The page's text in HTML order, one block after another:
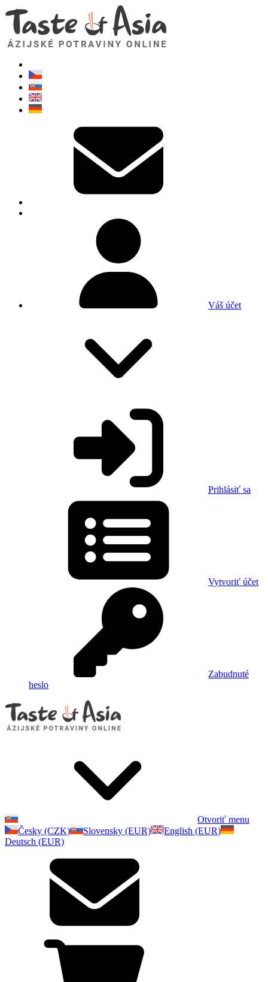
Váš účet
Prihlásiť sa
Vytvoriť účet
Zabudnuté
heslo
Otvoriť menu
Česky (CZK)
Slovensky (EUR)
English (EUR)
Deutsch (EUR)
TasteOfAsia.sk
Neváhajte sa opýtať. Som tu pre vás!